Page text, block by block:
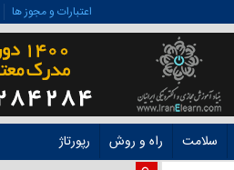
اعتبارات و مجوز ها
سلامت راه و روش رپورتاژ